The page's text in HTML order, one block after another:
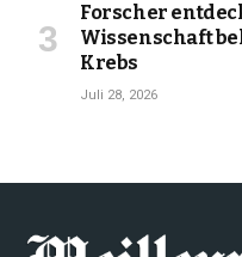
Forscher
Wissenschaft
Krebs
Juli 28, 2026